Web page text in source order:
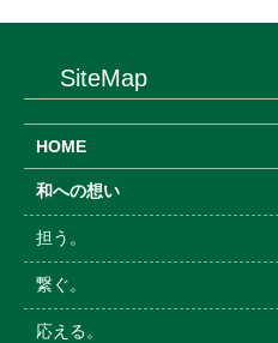
SiteMap
HOME
和への想い
担う。
繋ぐ。
応える。